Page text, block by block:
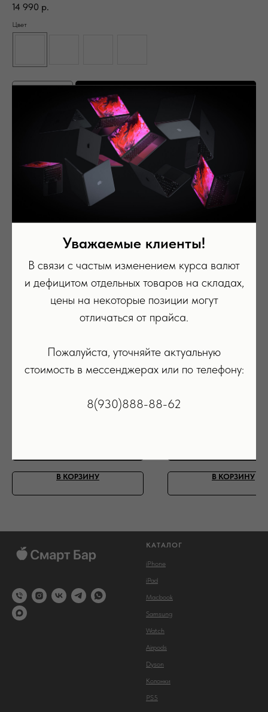
14 990 р.
Цвет
С этим товаром покупают
В КОРЗИНУ
2 390
В КОРЗИНУ
КАТАЛОГ
iPhone
iPad
Macbook
Samsung
Watch
Airpods
Dyson
Колонки
PS5
Уважаемые клиенты!
В связи с частым изменением курса валют
и дефицитом отдельных товаров на складах,
цены на некоторые позиции могут
отличаться от прайса.
Пожалуйста, уточняйте актуальную
стоимость в мессенджерах или по телефону:
8(930)888-88-62